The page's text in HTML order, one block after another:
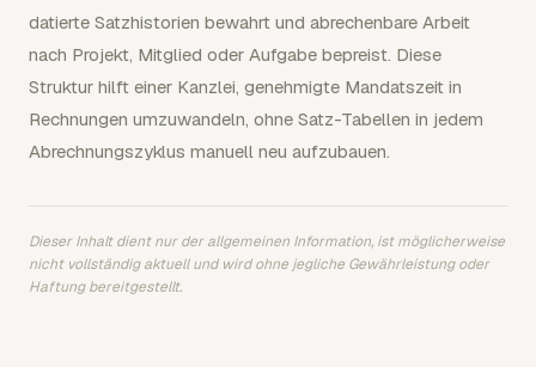
datierte Satzhistorien bewahrt und abrechenbare Arbeit
nach Projekt, Mitglied oder Aufgabe bepreist. Diese
Struktur hilft einer Kanzlei, genehmigte Mandatszeit in
Rechnungen umzuwandeln, ohne Satz-Tabellen in jedem
Abrechnungszyklus manuell neu aufzubauen.
Dieser Inhalt dient nur der allgemeinen Information, ist möglicherweise
nicht vollständig aktuell und wird ohne jegliche Gewährleistung oder
Haftung bereitgestellt.